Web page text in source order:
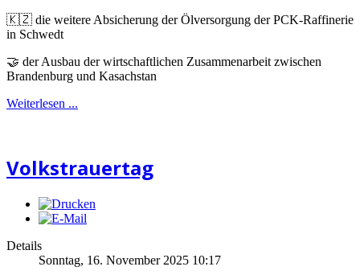
🇰🇿 die weitere Absicherung der Ölversorgung der PCK-Raffinerie
in Schwedt
🤝 der Ausbau der wirtschaftlichen Zusammenarbeit zwischen
Brandenburg und Kasachstan
Weiterlesen ...
Volkstrauertag
Details
Sonntag, 16. November 2025 10:17